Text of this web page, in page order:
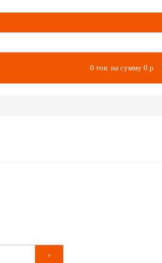
0 тов. на сумму 0 p
+